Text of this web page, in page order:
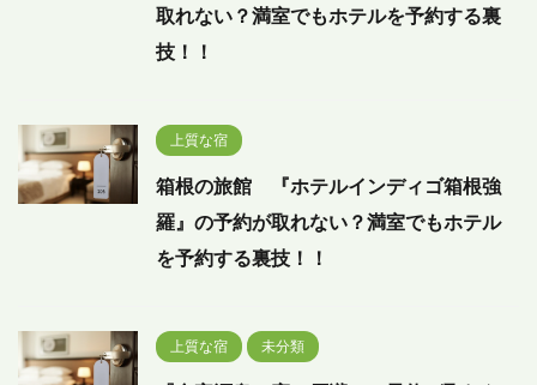
取れない？満室でもホテルを予約する裏
技！！
上質な宿
箱根の旅館 『ホテルインディゴ箱根強
羅』の予約が取れない？満室でもホテル
を予約する裏技！！
上質な宿 未分類